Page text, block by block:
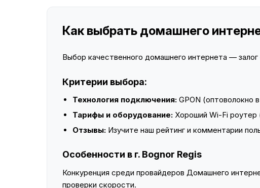
Как выбрать домашнего
Выбор качественного домашнего интернета — залог
Критерии выбора:
Технология подключения: GPON (оптоволокно
Тарифы и оборудование: Хороший Wi-Fi
Отзывы: Изучите наш рейтинг и комментарии
Особенности в г. Bognor Regis
Конкуренция среди провайдеров Домашнего
проверки скорости.